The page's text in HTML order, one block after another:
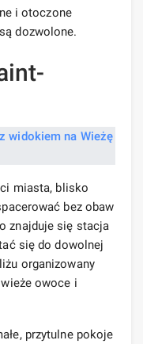
i otoczone
dozwolone.
miasta, blisko
bez obaw
znajduje się stacja
się do dowolnej
organizowany
owoce i
przytulne pokoje